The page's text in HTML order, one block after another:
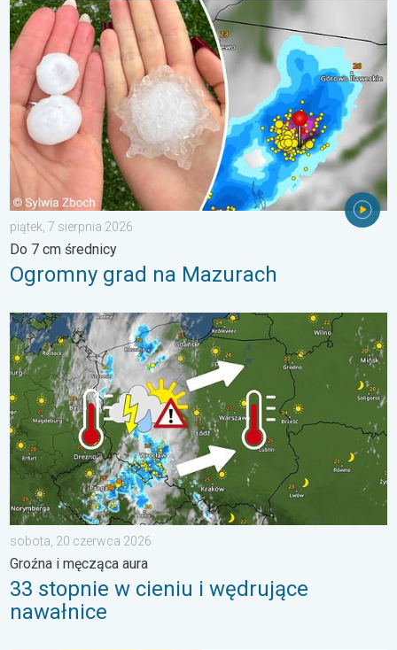
Ogromny grad na Mazurach. Do 7 cm średnicy. . . piątek, 7
piątek, 7 sierpnia 2026
Do 7 cm średnicy
Ogromny grad na Mazurach
33 stopnie w cieniu i wędrujące nawałnice. Groźna i
sobota, 20 czerwca 2026
Groźna i męcząca aura
33 stopnie w cieniu i wędrujące
nawałnice